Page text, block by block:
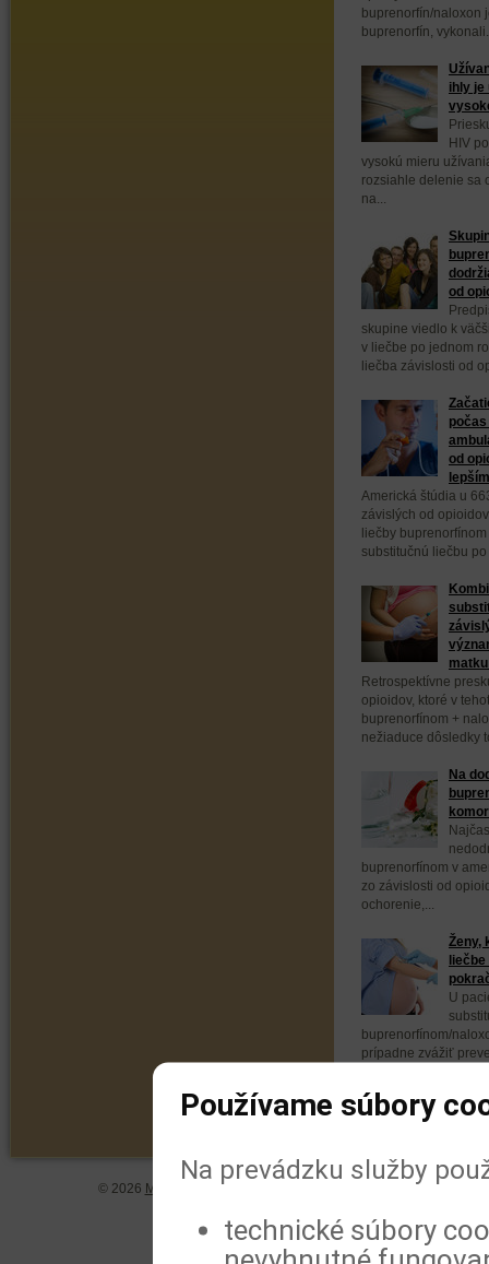
buprenorfín/naloxon
buprenorfín,
ihly je
HIV
vysokú mieru
rozsiahle delenie sa
na...
od
skupine viedlo k
v liečbe po jednom
liečba závislosti od
od
Americká štúdia u
závislých od
liečby
substitučnú liečbu
Retrospektívne
opioidov, ktoré v
buprenorfínom +
nežiaduce dôsledky
Na
buprenorfínom v
zo závislosti od
ochorenie,...
Ženy,
liečbe
U
buprenorfínom/
prípadne zvážiť
© 2026 MeDitorial | ISSN 1804-0802 | Zásady
Používame súbory
Na prevádzku služby
technické súbory